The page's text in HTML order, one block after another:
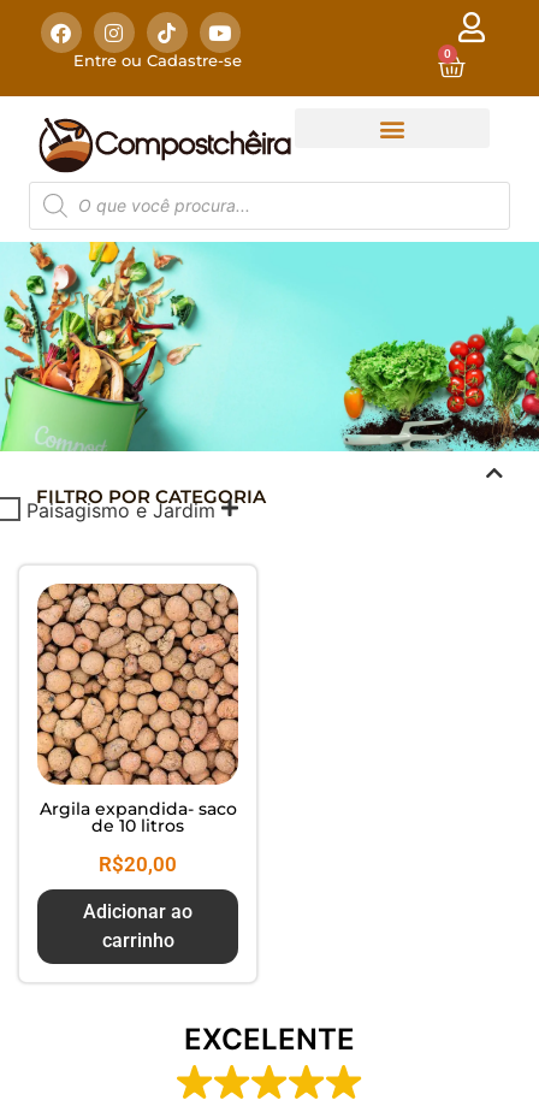
Entre ou Cadastre-se 0
COMPOSTAGEM
DOMÉSTICA
seu Jardim - Cuide do Planeta
FILTRO POR CATEGORIA
Paisagismo e Jardim
Argila expandida- saco
de 10 litros
R$20,00
Adicionar ao
carrinho
EXCELENTE